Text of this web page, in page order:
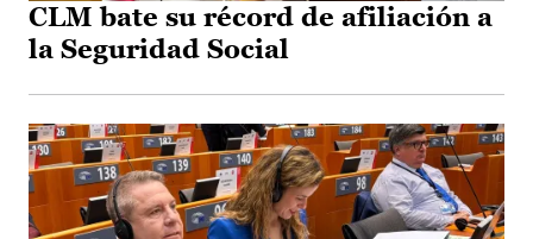
CLM bate su récord de afiliación a
la Seguridad Social